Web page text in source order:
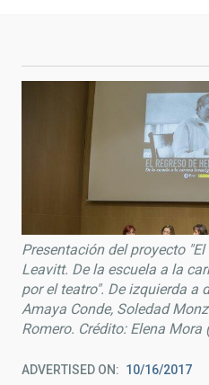
Presentación del proyecto
Leavitt. De la escuela a la
por el teatro". De izquierda a
Amaya Conde, Soledad
Romero. Crédito: Elena Mora
ADVERTISED ON 10/16/2017